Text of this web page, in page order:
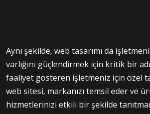
Aynı şekilde, web tasarımı da
varlığını güçlendirmek için kritik bir
faaliyet gösteren işletmeniz için özel
web sitesi, markanızı temsil eder ve
hizmetlerinizi etkili bir şekilde